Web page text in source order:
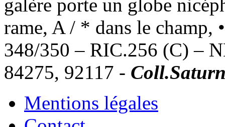
galère porte un globe
rame, A / * dans le champ,
348/350 – RIC.256 (C) –
84275, 92117 -
Mentions légales